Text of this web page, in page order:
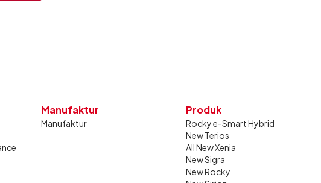
Manufaktur
Manufaktur
Produk
Rocky e-Smart Hybrid
New Terios
All New Xenia
New Sigra
New Rocky